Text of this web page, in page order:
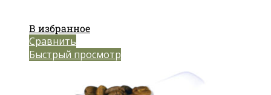
В избранное
Сравнить
Быстрый просмотр